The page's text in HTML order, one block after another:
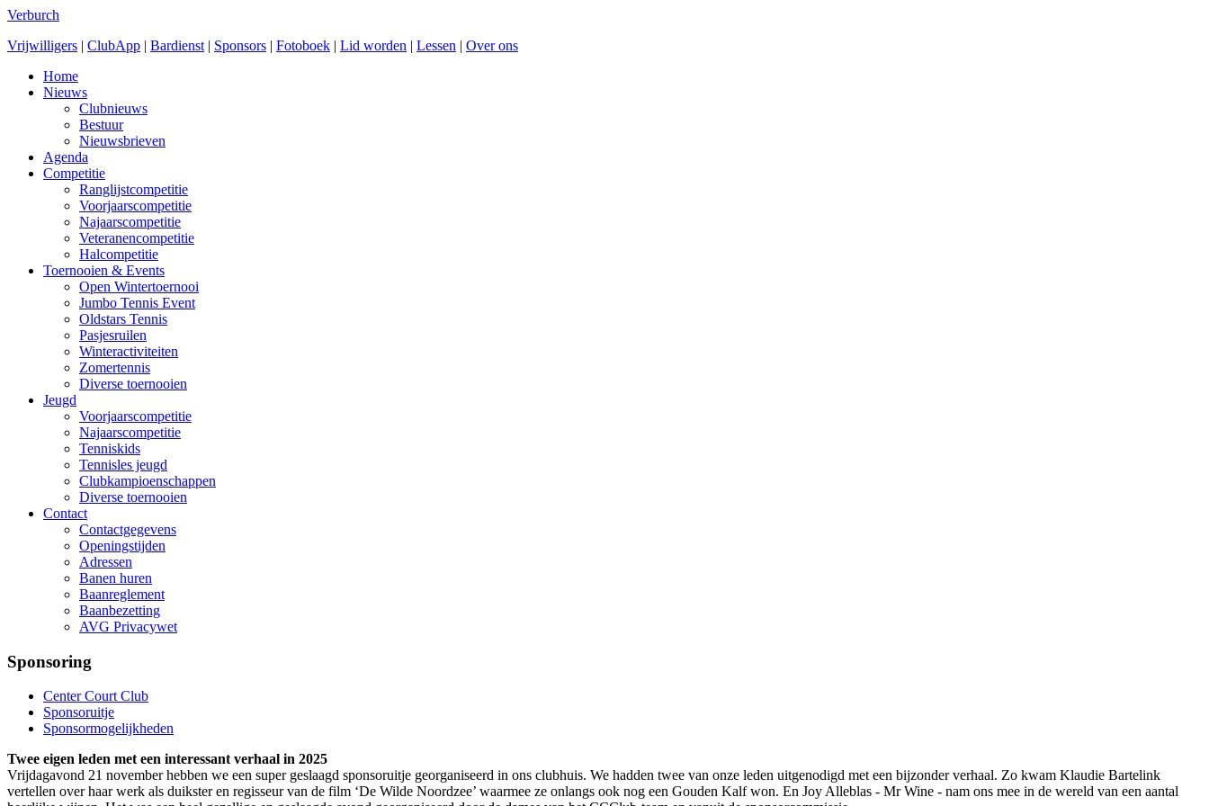
Verburch
Vrijwilligers | ClubApp | Bardienst | Sponsors | Fotoboek | Lid worden | Lessen | Over ons
Home
Nieuws
Clubnieuws
Bestuur
Nieuwsbrieven
Agenda
Competitie
Ranglijstcompetitie
Voorjaarscompetitie
Najaarscompetitie
Veteranencompetitie
Halcompetitie
Toernooien & Events
Open Wintertoernooi
Jumbo Tennis Event
Oldstars Tennis
Pasjesruilen
Winteractiviteiten
Zomertennis
Diverse toernooien
Jeugd
Voorjaarscompetitie
Najaarscompetitie
Tenniskids
Tennisles jeugd
Clubkampioenschappen
Diverse toernooien
Contact
Contactgegevens
Openingstijden
Adressen
Banen huren
Baanreglement
Baanbezetting
AVG Privacywet
Sponsoring
Center Court Club
Sponsoruitje
Sponsormogelijkheden
Twee eigen leden met een interessant verhaal in 2025
Vrijdagavond 21 november hebben we een super geslaagd sponsoruitje georganiseerd in ons clubhuis. We hadden twee van onze leden uitgenodigd met een bijzonder verhaal. Zo kwam Klaudie Bartelink
vertellen over haar werk als duikster en regisseur van de film ‘De Wilde Noordzee’ waarmee ze onlangs ook nog een Gouden Kalf won. En Joy Alleblas - Mr Wine - nam ons mee in de wereld van een aantal